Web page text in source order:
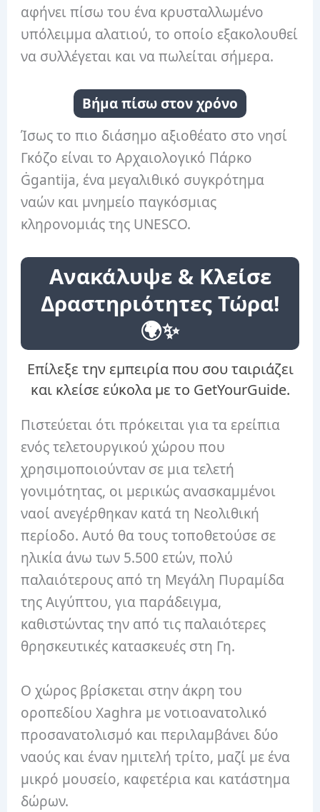
αφήνει πίσω του ένα κρυσταλλωμένο
υπόλειμμα αλατιού, το οποίο εξακολουθεί
να συλλέγεται και να πωλείται σήμερα.
Βήμα πίσω στον χρόνο
Ίσως το πιο διάσημο αξιοθέατο στο νησί
Γκόζο είναι το Αρχαιολογικό Πάρκο
Ġgantija, ένα μεγαλιθικό συγκρότημα
ναών και μνημείο παγκόσμιας
κληρονομιάς της UNESCO.
Ανακάλυψε & Κλείσε
Δραστηριότητες Τώρα!
🌍✨
Επίλεξε την εμπειρία που σου ταιριάζει
και κλείσε εύκολα με το GetYourGuide.
Πιστεύεται ότι πρόκειται για τα ερείπια
ενός τελετουργικού χώρου που
χρησιμοποιούνταν σε μια τελετή
γονιμότητας, οι μερικώς ανασκαμμένοι
ναοί ανεγέρθηκαν κατά τη Νεολιθική
περίοδο. Αυτό θα τους τοποθετούσε σε
ηλικία άνω των 5.500 ετών, πολύ
παλαιότερους από τη Μεγάλη Πυραμίδα
της Αιγύπτου, για παράδειγμα,
καθιστώντας την από τις παλαιότερες
θρησκευτικές κατασκευές στη Γη.
Ο χώρος βρίσκεται στην άκρη του
οροπεδίου Xaghra με νοτιοανατολικό
προσανατολισμό και περιλαμβάνει δύο
ναούς και έναν ημιτελή τρίτο, μαζί με ένα
μικρό μουσείο, καφετέρια και κατάστημα
δώρων.